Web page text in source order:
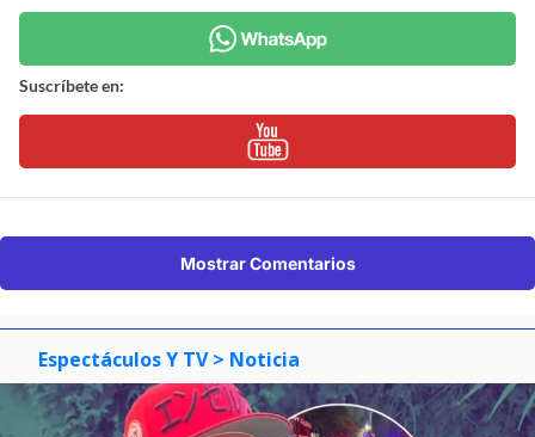
Suscríbete en:
Mostrar Comentarios
Espectáculos Y TV > Noticia